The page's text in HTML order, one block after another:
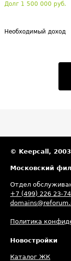
Долг 1 500 000 руб.
Необходимый доход
© Keepcall,
Московский
Отдел
+7 (499) 226 23-74
Политика
Новостройки
Каталог ЖК